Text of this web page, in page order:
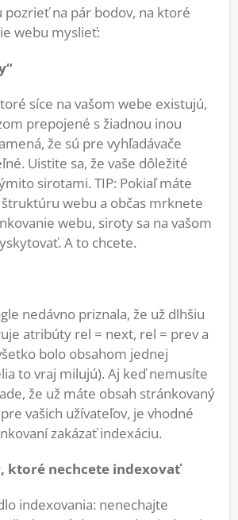
pozrieť na pár bodov, na ktoré
webu myslieť:
síce na vašom webe existujú,
prepojené s žiadnou inou
že sú pre vyhľadávače
Uistite sa, že vaše dôležité
sirotami. TIP: Pokiaľ máte
webu a občas mrknete
webu, siroty sa na vašom
A to chcete.
nedávno priznala, že už dlhšiu
atribúty rel = next, rel = prev a
bolo obsahom jednej
to vraj milujú). Aj keď nemusíte
že už máte obsah stránkovaný
vašich užívateľov, je vhodné
zakázať indexáciu.
ktoré nechcete indexovať
indexovania: nenechajte